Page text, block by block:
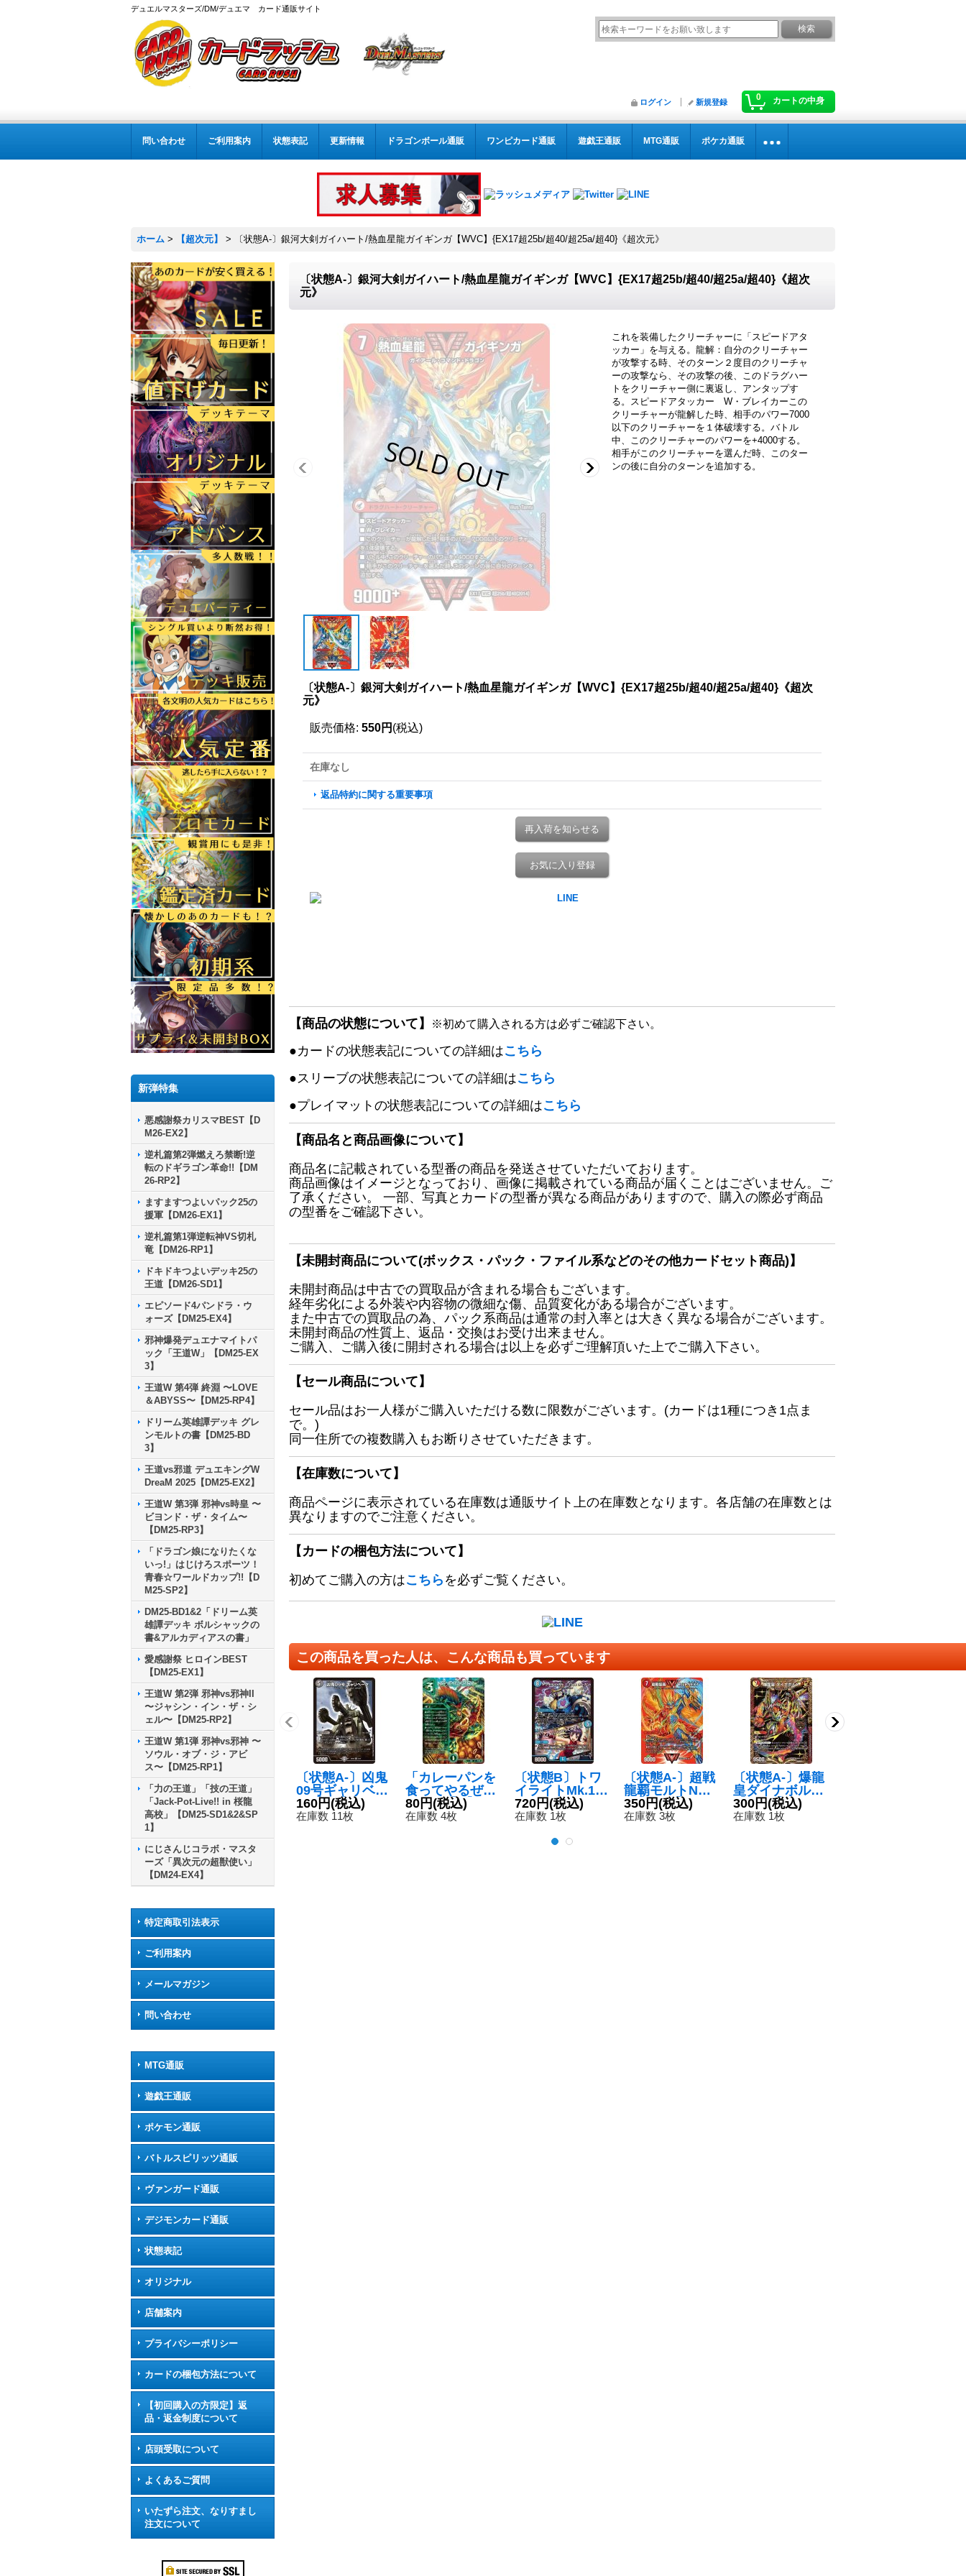
デュエルマスターズ/DM/デュエマ カード通販サイト
0 カートの中身
ログイン 新規登録
問い合わせ ご利用案内 状態表記 更新情報 ドラゴンボール通販 ワンピカード通販 遊戯王通販 MTG通販 ポケカ通販
ホーム > 【超次元】 > 〔状態A-〕銀河大剣ガイハート/熱血星龍ガイギンガ【WVC】{EX17超25b/超40/超25a/超40}《超次元》
新弾特集
悪感謝祭カリスマBEST【D
M26-EX2】
逆札篇第2弾燃えろ禁断!逆
転のドギラゴン革命!!【DM
26-RP2】
ますますつよいパック25の
援軍【DM26-EX1】
逆札篇第1弾逆転神VS切札
竜【DM26-RP1】
ドキドキつよいデッキ25の
王道【DM26-SD1】
エピソード4パンドラ・ウ
ォーズ【DM25-EX4】
邪神爆発デュエナマイトパ
ック「王道W」【DM25-EX
3】
王道W 第4弾 終淵 〜LOVE
＆ABYSS〜【DM25-RP4】
ドリーム英雄譚デッキ グレ
ンモルトの書【DM25-BD
3】
王道vs邪道 デュエキングW
DreaM 2025【DM25-EX2】
王道W 第3弾 邪神vs時皇 〜
ビヨンド・ザ・タイム〜
【DM25-RP3】
「ドラゴン娘になりたくな
いっ!」はじけろスポーツ！
青春☆ワールドカップ!!【D
M25-SP2】
DM25-BD1&2「ドリーム英
雄譚デッキ ボルシャックの
書&アルカディアスの書」
愛感謝祭 ヒロインBEST
【DM25-EX1】
王道W 第2弾 邪神vs邪神II
〜ジャシン・イン・ザ・シ
ェル〜【DM25-RP2】
王道W 第1弾 邪神vs邪神 〜
ソウル・オブ・ジ・アビ
ス〜【DM25-RP1】
「力の王道」「技の王道」
「Jack-Pot-Live!! in 桜龍
高校」【DM25-SD1&2&SP
1】
にじさんじコラボ・マスタ
ーズ「異次元の超獣使い」
【DM24-EX4】
特定商取引法表示
ご利用案内
メールマガジン
問い合わせ
MTG通販
遊戯王通販
ポケモン通販
バトルスピリッツ通販
ヴァンガード通販
デジモンカード通販
状態表記
オリジナル
店舗案内
プライバシーポリシー
カードの梱包方法について
【初回購入の方限定】返
品・返金制度について
店頭受取について
よくあるご質問
いたずら注文、なりすまし
注文について
〔状態A-〕銀河大剣ガイハート/熱血星龍ガイギンガ【WVC】{EX17超25b/超40/超25a/超40}《超次
元》
これを装備したクリーチャーに「スピードアタ
ッカー」を与える。龍解：自分のクリーチャー
が攻撃する時、そのターン２度目のクリーチャ
ーの攻撃なら、その攻撃の後、このドラグハー
トをクリーチャー側に裏返し、アンタップす
る。スピードアタッカー W・ブレイカーこの
クリーチャーが龍解した時、相手のパワー7000
以下のクリーチャーを１体破壊する。バトル
中、このクリーチャーのパワーを+4000する。
相手がこのクリーチャーを選んだ時、このター
ンの後に自分のターンを追加する。
〔状態A-〕銀河大剣ガイハート/熱血星龍ガイギンガ【WVC】{EX17超25b/超40/超25a/超40}《超次
元》
販売価格: 550円 (税込)
在庫なし
返品特約に関する重要事項
再入荷を知らせる
お気に入り登録
【商品の状態について】 ※初めて購入される方は必ずご確認下さい。
●カードの状態表記についての詳細はこちら
●スリーブの状態表記についての詳細はこちら
●プレイマットの状態表記についての詳細はこちら
【商品名と商品画像について】
商品名に記載されている型番の商品を発送させていただいております。
商品画像はイメージとなっており、画像に掲載されている商品が届くことはございません。ご
了承ください。 一部、写真とカードの型番が異なる商品がありますので、購入の際必ず商品
の型番をご確認下さい。
【未開封商品について(ボックス・パック・ファイル系などのその他カードセット商品)】
未開封商品は中古での買取品が含まれる場合もございます。
経年劣化による外装や内容物の微細な傷、品質変化がある場合がございます。
また中古での買取品の為、パック系商品は通常の封入率とは大きく異なる場合がございます。
未開封商品の性質上、返品・交換はお受け出来ません。
ご購入、ご購入後に開封される場合は以上を必ずご理解頂いた上でご購入下さい。
【セール商品について】
セール品はお一人様がご購入いただける数に限数がございます。(カードは1種につき1点ま
で。)
同一住所での複数購入もお断りさせていただきます。
【在庫数について】
商品ページに表示されている在庫数は通販サイト上の在庫数となります。各店舗の在庫数とは
異なりますのでご注意ください。
【カードの梱包方法について】
初めてご購入の方はこちら を必ずご覧ください。
この商品を買った人は、こんな商品も買っています
〔状態A-〕凶鬼
09号ギャリベー
タ【SR】{BD10
3/18}《闇》
160円(税込)
在庫数 11枚
「カレーパンを
食ってやるぜ
ぇ！」【U】{E
X1847/75}《自
80円(税込)
在庫数 4枚
〔状態B〕トワ
イライトMk.1Ty
peホーガン/
「イチバンにな
【SR】{25EX1
720円(税込)
在庫数 1枚
〔状態A-〕超戦
龍覇モルトNEX
T【WVC】{24E
X2超1/超47}
350円(税込)
在庫数 3枚
〔状態A-〕爆龍
皇ダイナボルト
【KGM】{EX19
M4/M40}《多》
300円(税込)
在庫数 1枚